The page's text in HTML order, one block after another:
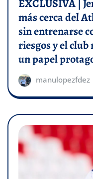
EXCLUSIVA |
más cerca del
sin entrenarse
riesgos y el
un papel
manulopezfdez